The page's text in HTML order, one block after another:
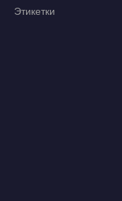
Этикетки